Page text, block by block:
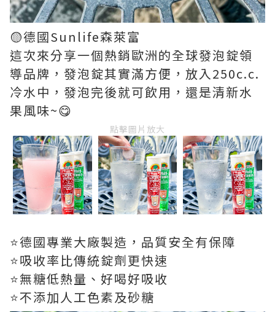
🟡德國Sunlife森萊富
這次來分享一個熱銷歐洲的全球發泡錠領
導品牌，發泡錠其實滿方便，放入250c.c.
冷水中，發泡完後就可飲用，還是清新水
果風味~😋
點擊圖片放大
⭐德國專業大廠製造，品質安全有保障
⭐吸收率比傳統錠劑更快速
⭐無糖低熱量、好喝好吸收
⭐不添加人工色素及砂糖